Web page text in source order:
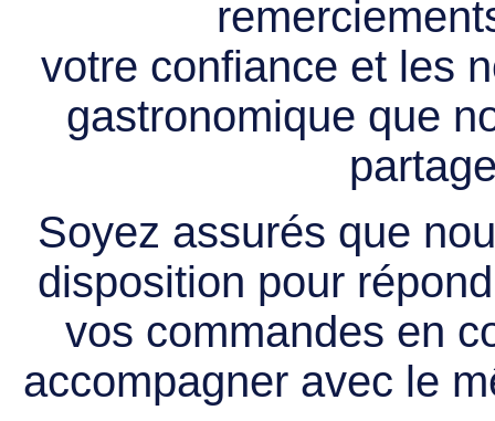
votre confiance et les
gastronomique que
Soyez assurés que
disposition pour
vos commandes en
accompagner avec le